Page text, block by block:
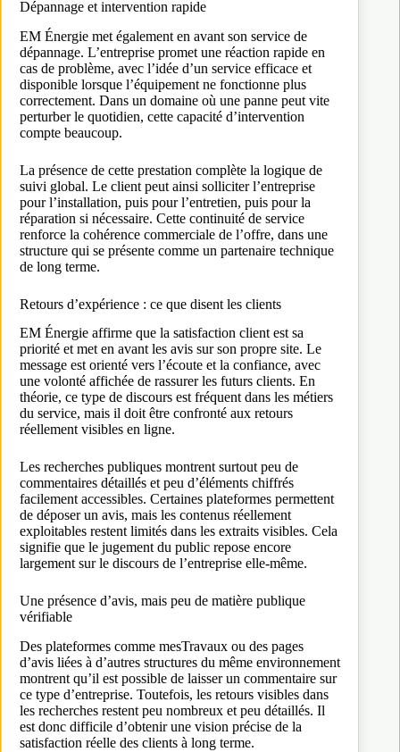
Dépannage et intervention rapide
EM Énergie met également en avant son service de
dépannage. L’entreprise promet une réaction rapide en
cas de problème, avec l’idée d’un service efficace et
disponible lorsque l’équipement ne fonctionne plus
correctement. Dans un domaine où une panne peut vite
perturber le quotidien, cette capacité d’intervention
compte beaucoup.
La présence de cette prestation complète la logique de
suivi global. Le client peut ainsi solliciter l’entreprise
pour l’installation, puis pour l’entretien, puis pour la
réparation si nécessaire. Cette continuité de service
renforce la cohérence commerciale de l’offre, dans une
structure qui se présente comme un partenaire technique
de long terme.
Retours d’expérience : ce que disent les clients
EM Énergie affirme que la satisfaction client est sa
priorité et met en avant les avis sur son propre site. Le
message est orienté vers l’écoute et la confiance, avec
une volonté affichée de rassurer les futurs clients. En
théorie, ce type de discours est fréquent dans les métiers
du service, mais il doit être confronté aux retours
réellement visibles en ligne.
Les recherches publiques montrent surtout peu de
commentaires détaillés et peu d’éléments chiffrés
facilement accessibles. Certaines plateformes permettent
de déposer un avis, mais les contenus réellement
exploitables restent limités dans les extraits visibles. Cela
signifie que le jugement du public repose encore
largement sur le discours de l’entreprise elle-même.
Une présence d’avis, mais peu de matière publique
vérifiable
Des plateformes comme mesTravaux ou des pages
d’avis liées à d’autres structures du même environnement
montrent qu’il est possible de laisser un commentaire sur
ce type d’entreprise. Toutefois, les retours visibles dans
les recherches restent peu nombreux et peu détaillés. Il
est donc difficile d’obtenir une vision précise de la
satisfaction réelle des clients à long terme.